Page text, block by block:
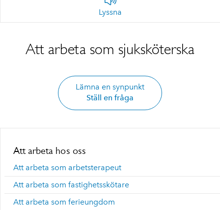
Lyssna
Att arbeta som sjuksköterska
Lämna en synpunkt
Ställ en fråga
Att arbeta hos oss
Att arbeta som arbetsterapeut
Att arbeta som fastighetsskötare
Att arbeta som ferieungdom